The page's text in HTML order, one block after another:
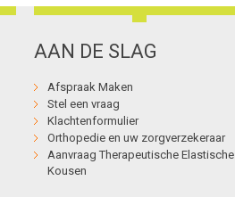
AAN DE SLAG
Afspraak Maken
Stel een vraag
Klachtenformulier
Orthopedie en uw zorgverzekeraar
Aanvraag Therapeutische Elastische
Kousen